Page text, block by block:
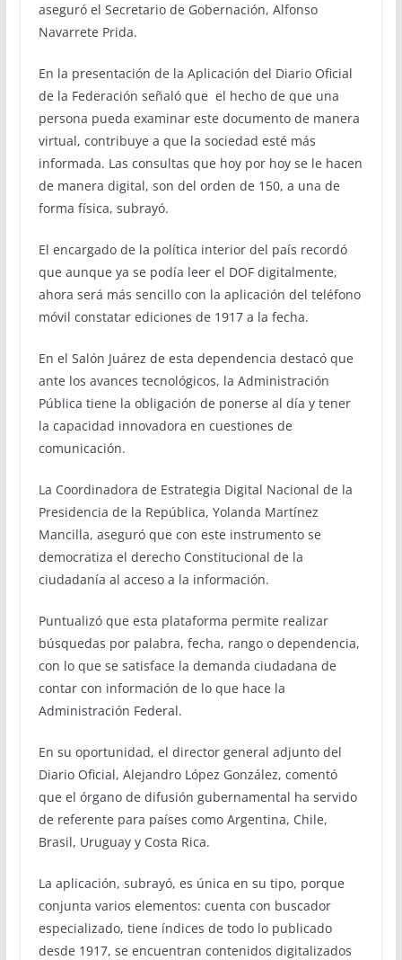
aseguró el Secretario de Gobernación, Alfonso
Navarrete Prida.
En la presentación de la Aplicación del Diario Oficial
de la Federación señaló que el hecho de que una
persona pueda examinar este documento de manera
virtual, contribuye a que la sociedad esté más
informada. Las consultas que hoy por hoy se le hacen
de manera digital, son del orden de 150, a una de
forma física, subrayó.
El encargado de la política interior del país recordó
que aunque ya se podía leer el DOF digitalmente,
ahora será más sencillo con la aplicación del teléfono
móvil constatar ediciones de 1917 a la fecha.
En el Salón Juárez de esta dependencia destacó que
ante los avances tecnológicos, la Administración
Pública tiene la obligación de ponerse al día y tener
la capacidad innovadora en cuestiones de
comunicación.
La Coordinadora de Estrategia Digital Nacional de la
Presidencia de la República, Yolanda Martínez
Mancilla, aseguró que con este instrumento se
democratiza el derecho Constitucional de la
ciudadanía al acceso a la información.
Puntualizó que esta plataforma permite realizar
búsquedas por palabra, fecha, rango o dependencia,
con lo que se satisface la demanda ciudadana de
contar con información de lo que hace la
Administración Federal.
En su oportunidad, el director general adjunto del
Diario Oficial, Alejandro López González, comentó
que el órgano de difusión gubernamental ha servido
de referente para países como Argentina, Chile,
Brasil, Uruguay y Costa Rica.
La aplicación, subrayó, es única en su tipo, porque
conjunta varios elementos: cuenta con buscador
especializado, tiene índices de todo lo publicado
desde 1917, se encuentran contenidos digitalizados